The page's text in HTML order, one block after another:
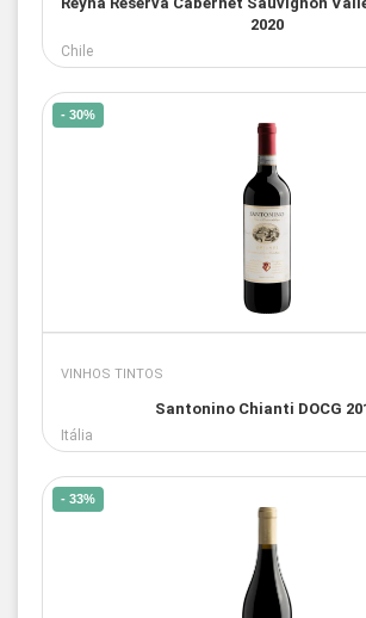
2020
Chile
- 30%
VINHOS TINTOS
Santonino Chianti DOCG
Itália
- 33%